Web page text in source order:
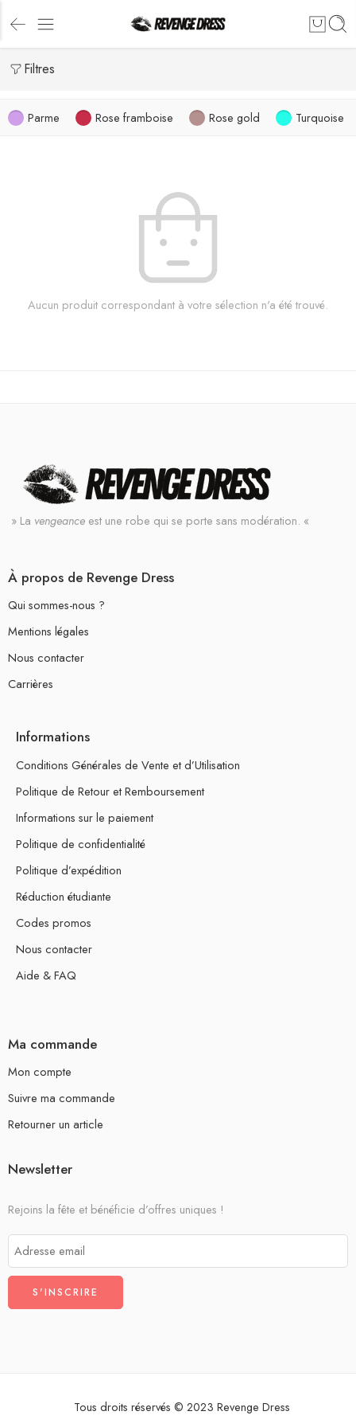
Filtres
Parme Rose framboise Rose gold Turquoise
Aucun produit correspondant à votre sélection n'a été trouvé.
» La vengeance est une robe qui se porte sans modération. «
À propos de Revenge Dress
Qui sommes-nous ?
Mentions légales
Nous contacter
Carrières
Informations
Conditions Générales de Vente et d’Utilisation
Politique de Retour et Remboursement
Informations sur le paiement
Politique de confidentialité
Politique d’expédition
Réduction étudiante
Codes promos
Nous contacter
Aide & FAQ
Ma commande
Mon compte
Suivre ma commande
Retourner un article
Newsletter
Rejoins la fête et bénéficie d’offres uniques !
Tous droits réservés © 2023 Revenge Dress